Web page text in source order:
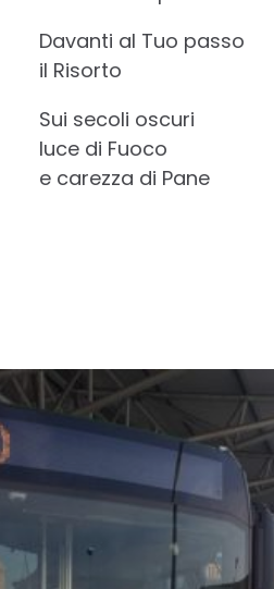
Davanti al Tuo passo
il Risorto
Sui secoli oscuri
luce di Fuoco
e carezza di Pane